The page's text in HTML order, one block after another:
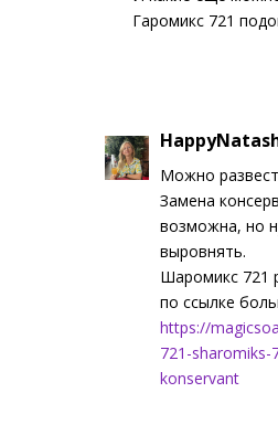
Гаромикс 721
Можно
Замена
возможна, но
выровнять.
Шаромикс 721
по ссылке
https://
721-sharomiks-
konservant